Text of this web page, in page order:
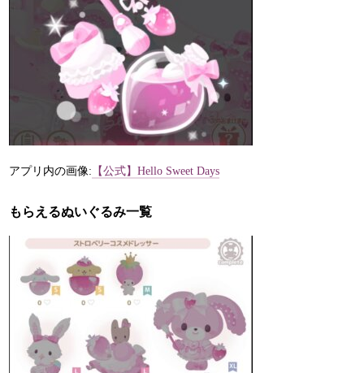
アプリ内の画像: 【公式】Hello Sweet Days
もらえるぬいぐるみ一覧